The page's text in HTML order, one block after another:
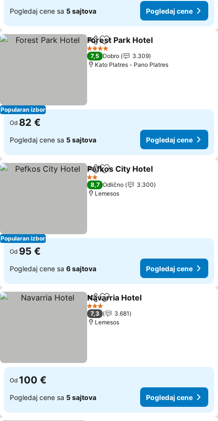
Pogledaj cene sa 5 sajtova Pogledaj cene
Popularan izbor
Deli Dodati u favorite
Forest Park Hotel
4 Zvezdice
7,5 Dobro
3.309
Κato Platres - Pano Platres
Od 82 €
Pogledaj cene sa 5 sajtova Pogledaj cene
Popularan izbor
Deli Dodati u favorite
Pefkos City Hotel
2 Zvezdice
8,7 Odlično
3.300
Lemesos
Od 95 €
Pogledaj cene sa 6 sajtova Pogledaj cene
Deli Dodati u favorite
Navarria Hotel
3 Zvezdice
7,3
3.681
Lemesos
Od 100 €
Pogledaj cene sa 5 sajtova Pogledaj cene